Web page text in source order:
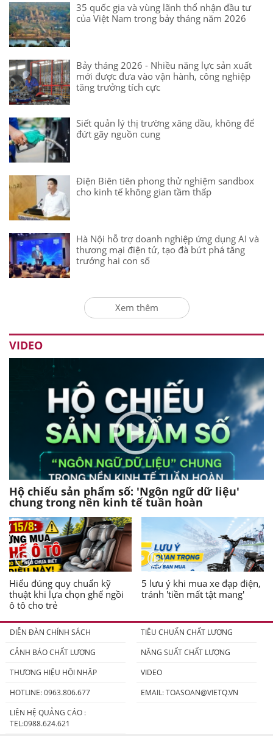
35 quốc gia và vùng lãnh thổ nhận đầu tư
của Việt Nam trong bảy tháng năm 2026
Bảy tháng 2026 - Nhiều năng lực sản xuất
mới được đưa vào vận hành, công nghiệp
tăng trưởng tích cực
Siết quản lý thị trường xăng dầu, không để
đứt gãy nguồn cung
Điện Biên tiên phong thử nghiệm sandbox
cho kinh tế không gian tầm thấp
Hà Nội hỗ trợ doanh nghiệp ứng dụng AI và
thương mại điện tử, tạo đà bứt phá tăng
trưởng hai con số
Xem thêm
VIDEO
Hộ chiếu sản phẩm số: 'Ngôn ngữ dữ liệu'
chung trong nền kinh tế tuần hoàn
Hiểu đúng quy chuẩn kỹ
thuật khi lựa chọn ghế ngồi
ô tô cho trẻ
5 lưu ý khi mua xe đạp điện,
tránh 'tiền mất tật mang'
DIỄN ĐÀN CHÍNH SÁCH
TIÊU CHUẨN CHẤT LƯỢNG
CẢNH BÁO CHẤT LƯỢNG
NĂNG SUẤT CHẤT LƯỢNG
THƯƠNG HIỆU HỘI NHẬP
VIDEO
HOTLINE: 0963.806.677
EMAIL:TOASOAN@VIETQ.VN
LIÊN HỆ QUẢNG CÁO :
TEL:0988.624.621